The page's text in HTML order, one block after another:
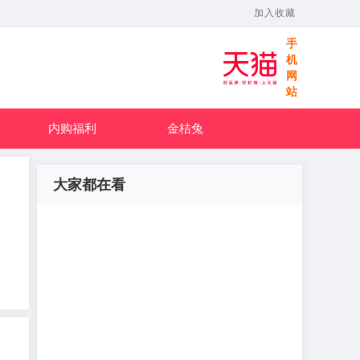
加入收藏
手
机
网
站
内购福利 金桔兔
大家都在看